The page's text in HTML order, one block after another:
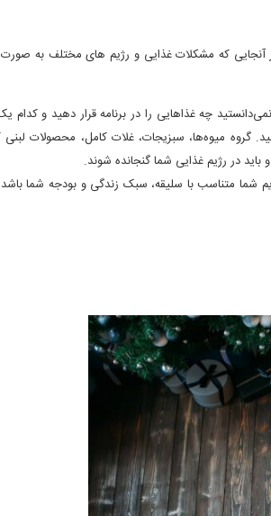
که مشکلات غذایی و رژیم های مختلف به صورت
چه غذاهایی را در برنامه قرار دهید و کدام
گروه میوه‌ها، سبزیجات، غلات کامل، محصولات
در رژیم غذایی شما گنجانده شوند.
شما متناسب با سلیقه، سبک زندگی و بودجه شما